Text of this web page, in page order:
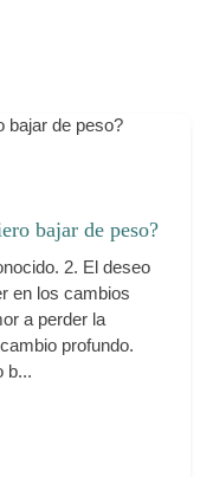
bajar de peso?
2. El deseo
en los cambios
a perder la
profundo.
b...